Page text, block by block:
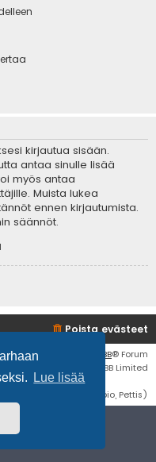
Lue lisää
kirjautua sisään.
antaa sinulle lisää
myös antaa
Muista lukea
ennen kirjautumista.
säännöt.
Poista evästeet
ohjelmisto phpBB® Forum
Software © phpBB Limited
(lurttinen, harritapio, Pettis)